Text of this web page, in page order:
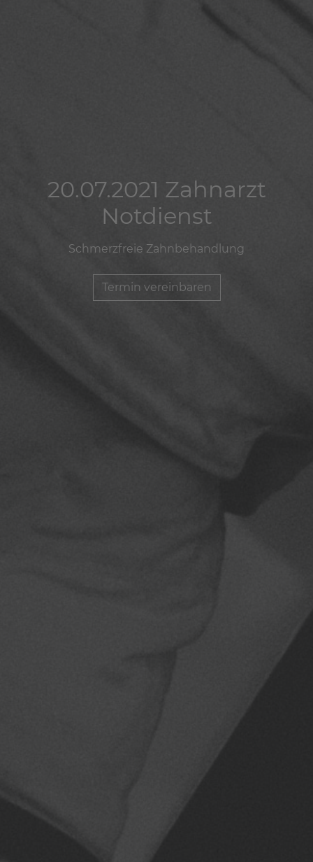
20.07.2021 Zahnarzt
Notdienst
Schmerzfreie Zahnbehandlung
Termin vereinbaren
20.07.2021 Zahnarzt
Notdienst
Schmerzfreie Zahnbehandlung
Termin vereinbaren
20.07.2021 Zahnarzt
Notdienst
Schmerzfreie Zahnbehandlung
Termin vereinbaren